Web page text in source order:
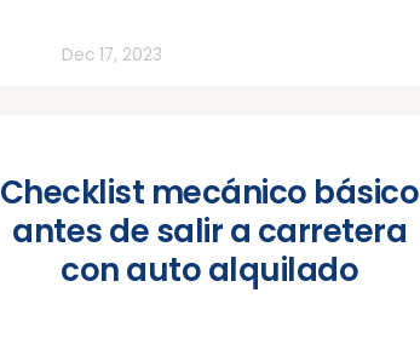
Dec 17, 2023
Checklist mecánico básico
antes de salir a carretera
con auto alquilado